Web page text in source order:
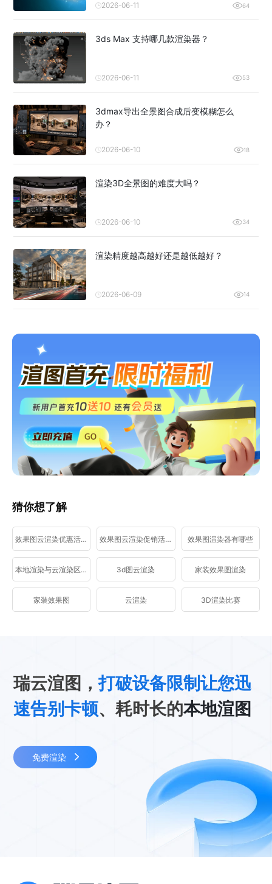
2026-06-11 64
3ds Max 支持哪几款渲染器？
2026-06-11 53
3dmax导出全景图合成后变模糊怎么
办？
2026-06-10 18
渲染3D全景图的难度大吗？
2026-06-10 34
渲染精度越高越好还是越低越好？
2026-06-09 14
猜你想了解
效果图云渲染优惠活动 效果图云渲染促销活动 效果图渲染器有哪些
本地渲染与云渲染区别 3d图云渲染 家装效果图渲染
家装效果图 云渲染 3D渲染比赛
瑞云渲图，打破设备限制让您迅
速告别卡顿、耗时长的本地渲图
免费渲染